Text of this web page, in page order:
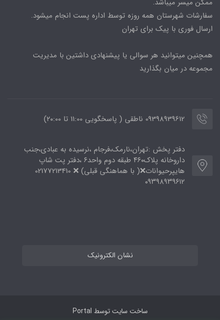
سفارشات شهرستان همه روزه توسط اداره پست انجام میشود.
ارسال فوری با پیک برای تهران
همچنین میتوانید هر سوالی یا پیشنهادی داشتین با مدیریت
مجموعه در میان بگذارید
09398939612 ناطقی ( پاسخگویی 11:00 تا ۲۰:00)
دفتر پخش :تهران،نارمک،فرجام ،نرسیده به عبادی،جنب
داروخانه پلاک۴۶۰ طبقه دوم واحد۶ ،دفتر پت شاپ
هایپرحیوانات❌( با هماهنگی قبلی) ❌ 02177213410
۰۹۳۹۸۹۳۹۶۱۲
نشان الکترونیک
ساخت سایت توسط Portal